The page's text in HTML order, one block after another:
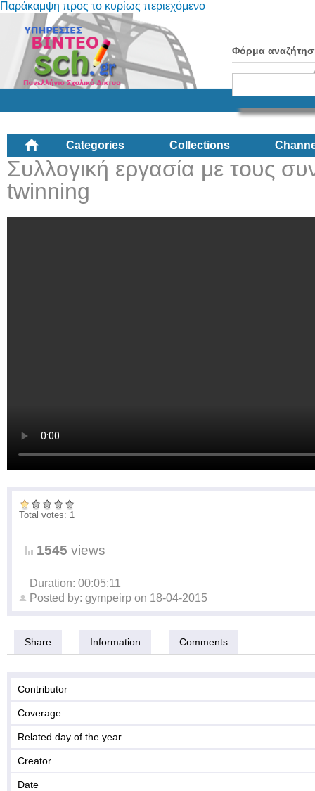
Παράκαμψη προς το κυρίως περιεχόμενο
Φόρμα
Categories Collections
Συλλογική εργασία με τους
twinning
Total votes: 1
1545 views
Duration: 00:05:11
Posted by: gympeirp on 18-04-2015
Share Information Comments
Contributor
Coverage
Related day of the year
Creator
Date